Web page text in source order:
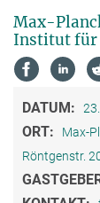
Max-
Institut für
DATUM:
ORT:
Max-
Röntgenstr.